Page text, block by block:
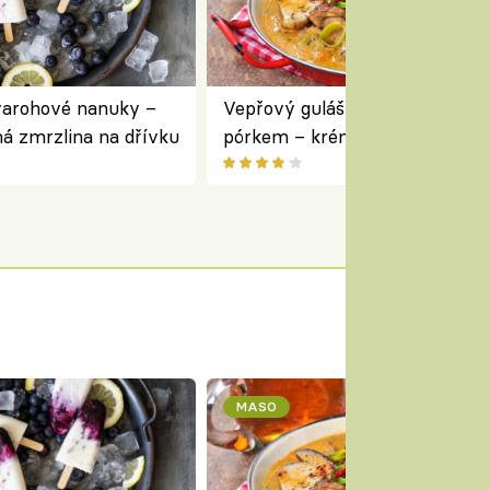
nanuky –
zmrzlina na dřívku
Vepřový guláš s houbami a
pórkem – krémový a voňavý
pokrm z jednoho hrnce
MASO